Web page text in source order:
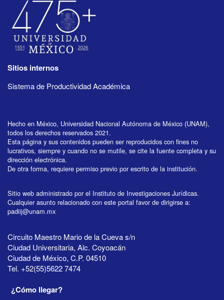
Sitios internos
Sistema de Productividad Académica
Hecho en México, Universidad Nacional Autónoma de México (UNAM),
todos los derechos reservados 2021.
Esta página y sus contenidos pueden ser reproducidos con fines no
lucrativos, siempre y cuando no se mutile, se cite la fuente completa y su
dirección electrónica.
De otra forma, requiere permiso previo por escrito de la institución.
Sitio web administrado por el Instituto de Investigaciones Jurídicas.
Cualquier asunto relacionado con este portal favor de dirigirse a:
padiij@unam.mx
Circuito Maestro Mario de la Cueva s/n
Ciudad Universitaria, Alc. Coyoacán
Ciudad de México, C.P. 04510
Tel. +52(55)5622 7474
¿Cómo llegar?